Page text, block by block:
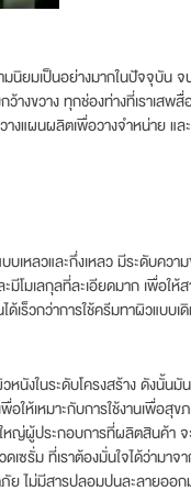
ยมเป็นอย่างมากในปัจจุบัน จ
ว้างขวาง ทุกช่องท่างที่เราเส
งแผนผลิตเพื่อวางจำหน่าย แ
บเหลวและกึ่งเหลว มีระดับคว
เลกุลที่ละเอียดมาก เพื่อให้ส
เร็วกว่าการใช้ครีมทาผิวแบบ
วหนังในระดับโครงสร้าง ดัง
อให้เหมาะกับการใช้งานเพื่
ญ่ผู้ประกอบการที่ผลิตสินค้า
ดเซรั่ม ที่เราต้องมั่นใจได้ว่ามา
ไม่มีสารปลอมปนละลายออ